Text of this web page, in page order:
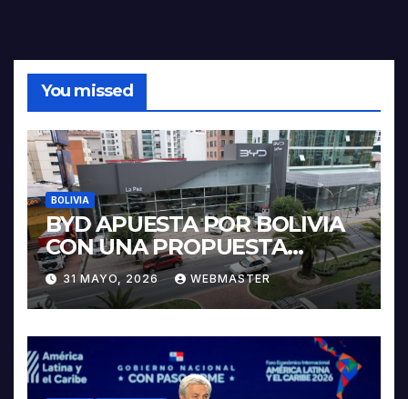
You missed
BOLIVIA
BYD APUESTA POR BOLIVIA
CON UNA PROPUESTA
INTEGRAL PARA IMPULSAR
LA ELECTROMOVILIDAD Y LA
INDUSTRIALIZACIÓN DEL
LITIO
31 MAYO, 2026 WEBMASTER